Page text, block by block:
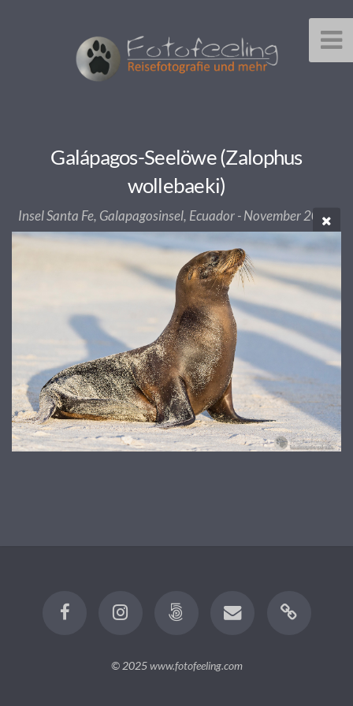
Galápagos-Seelöwe (Zalophus
wollebaeki)
Insel Santa Fe, Galapagosinsel, Ecuador - November 2014
© 2025www.fotofeeling.com